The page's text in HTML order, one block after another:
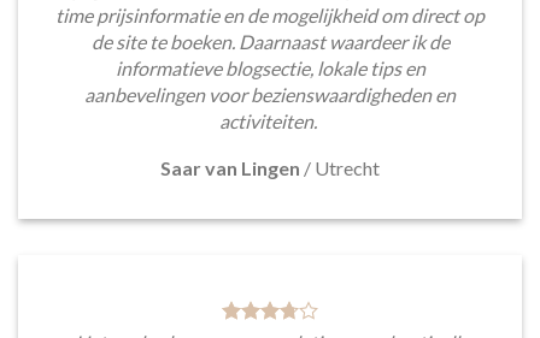
time prijsinformatie en de mogelijkheid om direct op
de site te boeken. Daarnaast waardeer ik de
informatieve blogsectie, lokale tips en
aanbevelingen voor bezienswaardigheden en
activiteiten.
Saar van Lingen / Utrecht